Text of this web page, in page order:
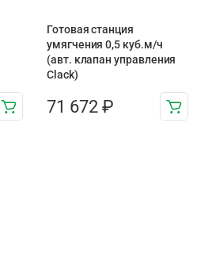
Готовая станция
умягчения 0,5 куб.м/ч
(авт. клапан управления
Clack)
71 672 ₽